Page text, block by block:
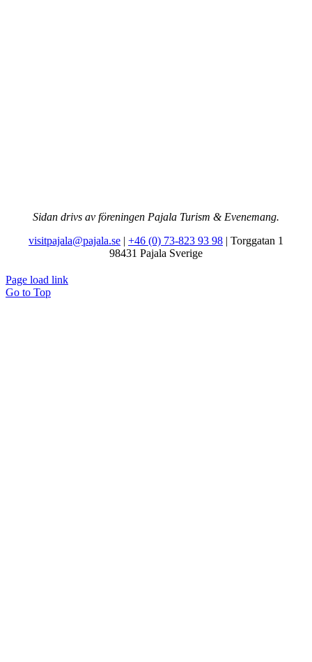
Sidan drivs av föreningen Pajala Turism & Evenemang.
visitpajala@pajala.se | +46 (0) 73-823 93 98 | Torggatan 1
98431 Pajala Sverige
Page load link
Go to Top